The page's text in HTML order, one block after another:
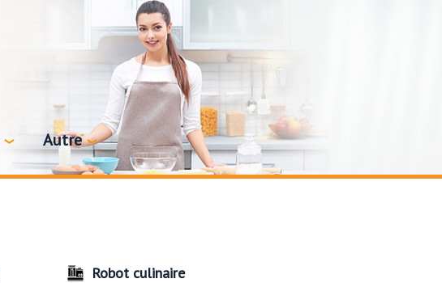
Autre
Robot culinaire